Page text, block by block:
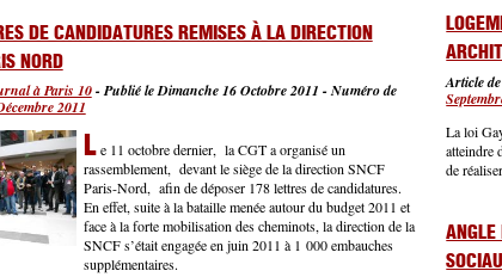
DE CANDIDATURES REMISES À LA DIRECTION
NORD
à Paris 10-Publié le Dimanche 16 Octobre 2011 -Numéro de
2011
Le 11 octobre dernier, la CGT a organisé un
rassemblement, devant le siège de la direction SNCF
Paris-Nord, afin de déposer 178 lettres de candidatures.
En effet, suite à la bataille menée autour du budget 2011 et
face à la forte mobilisation des cheminots, la direction de la
SNCF s’était engagée en juin 2011 à 1 000 embauches
supplémentaires.
Article
La loi
atteindre
de